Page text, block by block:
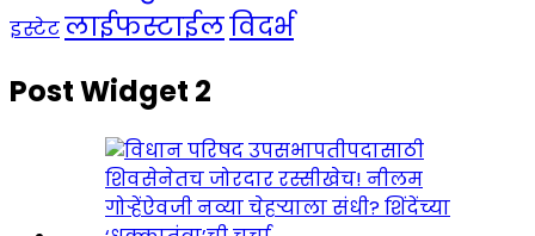
इस्टेटलाईफस्टाईलविदर्भ
Post Widget 2